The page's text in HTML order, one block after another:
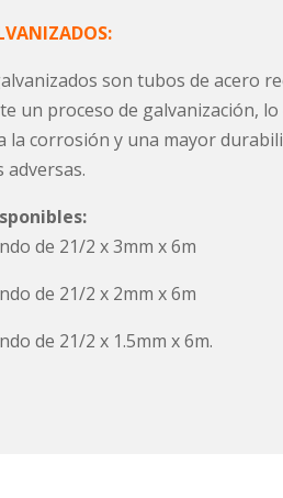
son tubos de acero
un proceso de galvanización,
la corrosión y una mayor
adversas.
de 21/2 x 3mm x 6m
de 21/2 x 2mm x 6m
de 21/2 x 1.5mm x 6m.